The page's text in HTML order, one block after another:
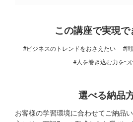
この講座で実現で
#ビジネスのトレンドをおさえたい
#問
#人を巻き込む力をつ
選べる納品
お客様の学習環境に合わせてご納品い